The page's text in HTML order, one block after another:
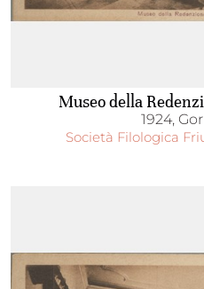
Museo della
1924,
Società Filologica